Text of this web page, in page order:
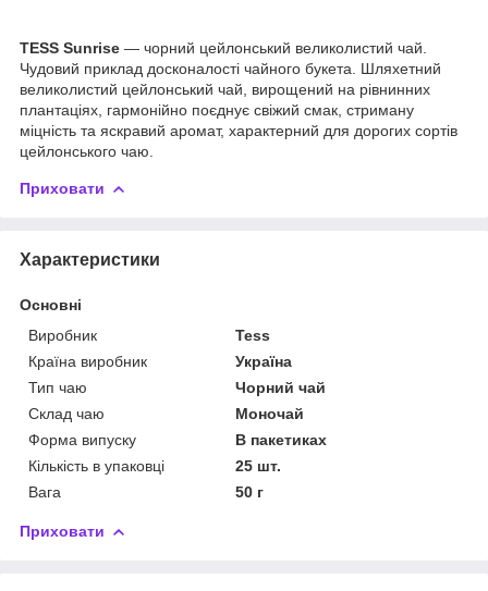
TESS Sunrise — чорний цейлонський великолистий чай.
Чудовий приклад досконалості чайного букета. Шляхетний
великолистий цейлонський чай, вирощений на рівнинних
плантаціях, гармонійно поєднує свіжий смак, стриману
міцність та яскравий аромат, характерний для дорогих сортів
цейлонського чаю.
Приховати
Характеристики
Основні
Виробник
Tess
Країна виробник
Україна
Тип чаю
Чорний чай
Склад чаю
Моночай
Форма випуску
В пакетиках
Кількість в упаковці
25 шт.
Вага
50 г
Приховати